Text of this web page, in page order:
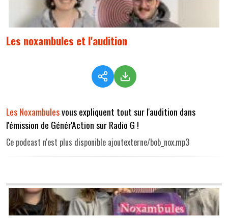
Les noxambules et l'audition
Les Noxambulesvous expliquent tout sur l'audition dans
l'émission de Génér'Action sur Radio G !
Ce podcast n'est plus disponible ajoutexterne/bob_nox.mp3